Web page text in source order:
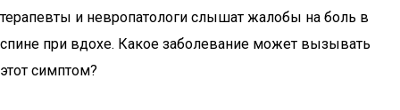
терапевты и невропатологи слышат жалобы на боль в
спине при вдохе. Какое заболевание может вызывать
этот симптом?